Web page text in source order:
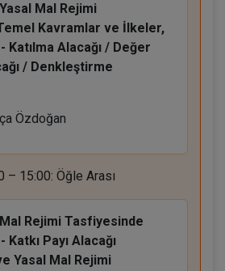
Yasal Mal Rejimi
Kavramlar ve İlkeler,
Katılma Alacağı / Değer
/ Denkleştirme
Özdoğan
– 15:00: Öğle Arası
Mal Rejimi Tasfiyesinde
Payı Alacağı
Yasal Mal Rejimi